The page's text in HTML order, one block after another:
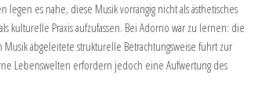
legen es nahe, diese Musik vorrangig nicht als ästhetisches
kulturelle Praxis aufzufassen. Bei Adorno war zu lernen: die
Musik abgeleitete strukturelle Betrachtungsweise führt zur
Lebenswelten erfordern jedoch eine Aufwertung des